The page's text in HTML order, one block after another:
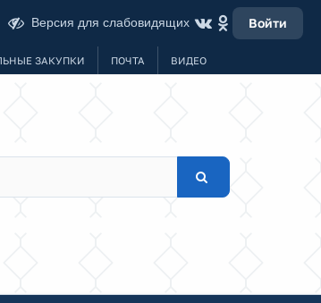
Версия для слабовидящих Войти
ЗАКУПКИ ПОЧТА ВИДЕО